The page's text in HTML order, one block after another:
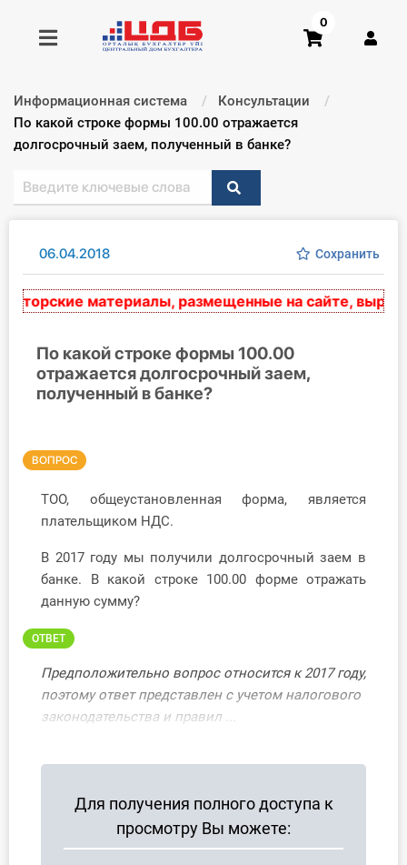
Получить консультацию
Главная ИС
Консультации
Правовая база
Библиотека бухгалтера
Справочник бухгалтера
Участник ВЭД
Практика ИП
Кадры. Труд. Зарплата.
Учет по отраслям
0
Информационная система
Консультации
Текущий:
По какой строке формы 100.00 отражается
долгосрочный заем, полученный в банке?
06.04.2018 Сохранить
материалы, размещенные на сайте,
По какой строке формы 100.00
отражается долгосрочный заем,
полученный в банке?
ВОПРОС
ТОО, общеустановленная форма, является
плательщиком НДС.
В 2017 году мы получили долгосрочный заем в
банке. В какой строке 100.00 форме отражать
данную сумму?
ОТВЕТ
Предположительно вопрос относится к 2017 году,
поэтому ответ представлен с учетом налогового
законодательства и правил ...
Для получения полного доступа к
просмотру Вы можете: